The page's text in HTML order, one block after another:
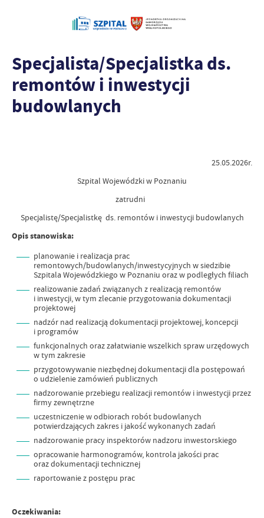
Specjalista/Specjalistka ds.
remontów i inwestycji
budowlanych
25.05.2026r.
Szpital Wojewódzki w Poznaniu
zatrudni
Specjalistę/Specjalistkę ds. remontów i inwestycji budowlanych
Opis stanowiska:
planowanie i realizacja prac
remontowych/budowlanych/inwestycyjnych w siedzibie
Szpitala Wojewódzkiego w Poznaniu oraz w podległych filiach
realizowanie zadań związanych z realizacją remontów
i inwestycji, w tym zlecanie przygotowania dokumentacji
projektowej
nadzór nad realizacją dokumentacji projektowej, koncepcji
i programów
funkcjonalnych oraz załatwianie wszelkich spraw urzędowych
w tym zakresie
przygotowywanie niezbędnej dokumentacji dla postępowań
o udzielenie zamówień publicznych
nadzorowanie przebiegu realizacji remontów i inwestycji przez
firmy zewnętrzne
uczestniczenie w odbiorach robót budowlanych
potwierdzających zakres i jakość wykonanych zadań
nadzorowanie pracy inspektorów nadzoru inwestorskiego
opracowanie harmonogramów, kontrola jakości prac
oraz dokumentacji technicznej
raportowanie z postępu prac
Oczekiwania: